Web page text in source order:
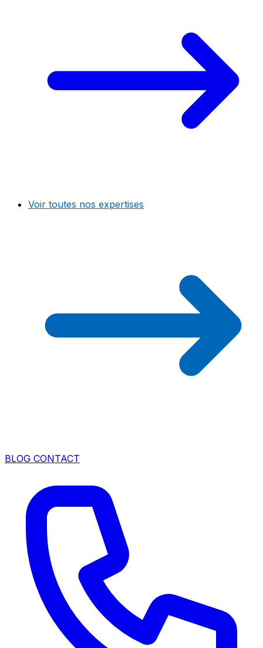
Voir toutes nos expertises
BLOG CONTACT